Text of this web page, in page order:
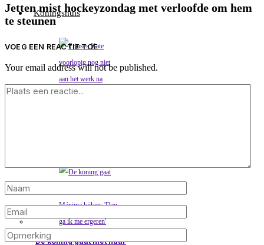
Koningshuis
De koning gaat niet naar
Jetten mist hockeyzondag met verloofde om hem
te steunen
VOEG EEN REACTIE TOE
Your email address will not be published.